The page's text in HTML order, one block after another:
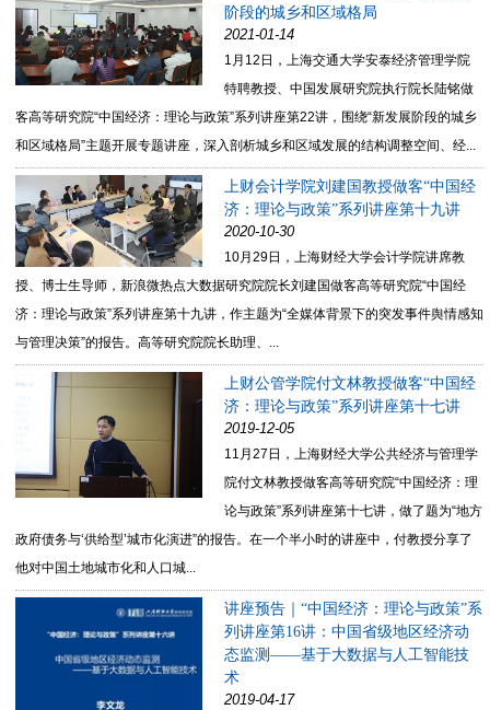
阶段的城乡和区域格局
2021-01-14
1月12日，上海交通大学安泰经济管理学院
特聘教授、中国发展研究院执行院长陆铭做
客高等研究院“中国经济：理论与政策”系列讲座第22讲，围绕“新发展阶段的城乡
和区域格局”主题开展专题讲座，深入剖析城乡和区域发展的结构调整空间、经...
上财会计学院刘建国教授做客“中国经
济：理论与政策”系列讲座第十九讲
2020-10-30
10月29日，上海财经大学会计学院讲席教
授、博士生导师，新浪微热点大数据研究院院长刘建国做客高等研究院“中国经
济：理论与政策”系列讲座第十九讲，作主题为“全媒体背景下的突发事件舆情感知
与管理决策”的报告。高等研究院院长助理、...
上财公管学院付文林教授做客“中国经
济：理论与政策”系列讲座第十七讲
2019-12-05
11月27日，上海财经大学公共经济与管理学
院付文林教授做客高等研究院“中国经济：理
论与政策”系列讲座第十七讲，做了题为“地方
政府债务与‘供给型’城市化演进”的报告。在一个半小时的讲座中，付教授分享了
他对中国土地城市化和人口城...
讲座预告｜“中国经济：理论与政策”系
列讲座第16讲：中国省级地区经济动
态监测——基于大数据与人工智能技
术
2019-04-17